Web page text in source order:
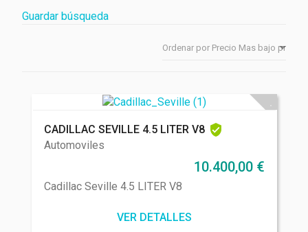
Guardar búsqueda
CADILLAC SEVILLE 4.5 LITER V8
Automoviles
10.400,00 €
Cadillac Seville 4.5 LITER V8
VER DETALLES